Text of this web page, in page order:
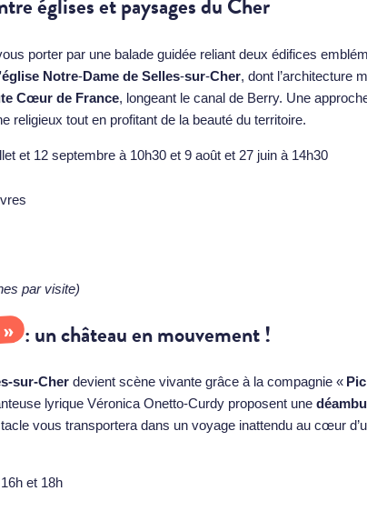
églises et paysages du Cher
porter par une balade guidée reliant deux édifices
Notre‑Dame de Selles‑sur‑Cher, dont l’architecture
Cœur de France, longeant le canal de Berry. Une
religieux tout en profitant de la beauté du territoire.
et 12 septembre à 10h30 et 9 août et 27 juin à 14h30
par visite)
: un château en mouvement !
devient scène vivante grâce à la compagnie «
lyrique Véronica Onetto‑Curdy proposent une
vous transportera dans un voyage inattendu au cœur
et 18h